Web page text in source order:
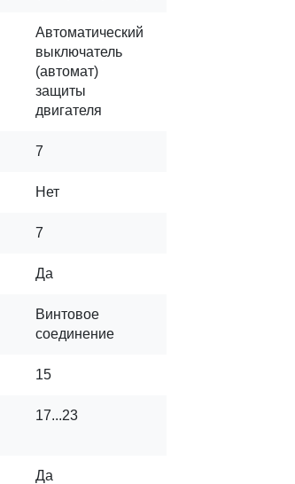
Автоматический
выключатель
(автомат)
защиты
двигателя
7
Нет
7
Да
Винтовое
соединение
15
17...23
Да